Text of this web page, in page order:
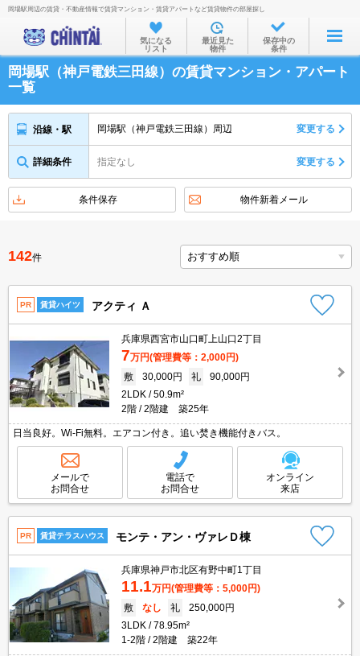
お部屋を探す
沿線・駅から
住所から
家賃相場から
不動産会社から
岡場駅周辺の賃貸・不動産情報で賃貸マンション・賃貸アパートなど賃貸物件の部屋探し
気になる
リスト
最近見た
物件
保存中の
条件
岡場駅（神戸電鉄三田線）の賃貸マンション・アパート
一覧
沿線・駅 岡場駅（神戸電鉄三田線）周辺 変更する
詳細条件 指定なし 変更する
条件保存 物件新着メール
142件
PR 賃貸ハイツ アクティ Ａ
兵庫県西宮市山口町上山口2丁目
7万円(管理費等：2,000円)
敷
30,000円 礼
90,000円
2LDK
50.9m²
2階
2階建 築25年
日当良好。Wi-Fi無料。エアコン付き。追い焚き機能付きバス。
メールで
お問合せ
電話で
お問合せ
オンライン
来店
PR 賃貸テラスハウス モンテ・アン・ヴァレＤ棟
兵庫県神戸市北区有野中町1丁目
11.1万円(管理費等：5,000円)
敷
なし 礼
250,000円
3LDK
78.95m²
1-2階
2階建 築22年